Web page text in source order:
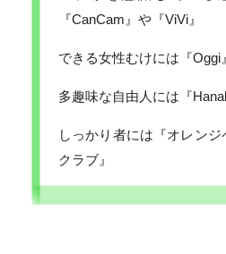
『CanCam』や『ViVi』
できる女性むけには『Oggi
多趣味な自由人には『
しっかり者には『オレン
クラブ』